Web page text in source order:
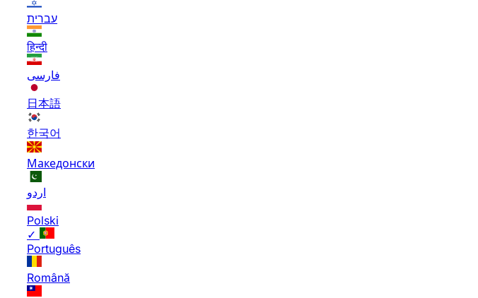
עברית
हिन्दी
فارسی
日本語
한국어
Македонски
اردو
Polski
✓
Português
Română